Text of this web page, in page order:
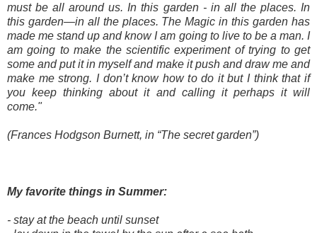
must be all around us. In this garden - in all the places. In
this garden—in all the places. The Magic in this garden has
made me stand up and know I am going to live to be a man. I
am going to make the scientific experiment of trying to get
some and put it in myself and make it push and draw me and
make me strong. I don’t know how to do it but I think that if
you keep thinking about it and calling it perhaps it will
come."
(Frances Hodgson Burnett, in “The secret garden”)
My favorite things in Summer:
- stay at the beach until sunset